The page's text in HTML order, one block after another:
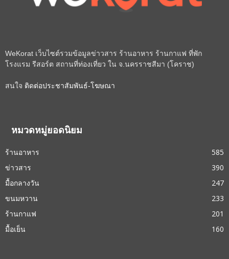
WeKorat เว็บไซต์รวมข้อมูลข่าวสาร ร้านอาหาร ร้านกาแฟ ที่พัก
โรงแรม รีสอร์ต สถานที่ท่องเที่ยว ใน จ.นครราชสีมา (โคราช)
สนใจ ติดต่อประชาสัมพันธ์-โฆษณา
หมวดหมู่ยอดนิยม
ร้านอาหาร
585
ข่าวสาร
390
มื้อกลางวัน
247
ขนมหวาน
233
ร้านกาแฟ
201
มื้อเย็น
160